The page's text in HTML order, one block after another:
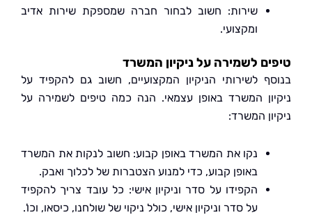
שירות: חשוב לבחור חברה שמספקת שירות אדיב
לשמירה על ניקיון המשרד
לשירותי הניקיון המקצועיים, חשוב גם להקפיד על
המשרד באופן עצמאי. הנה כמה טיפים לשמירה על
המשרד:
נקו את המשרד באופן קבוע: חשוב לנקות את המשרד
באופן קבוע, כדי למנוע הצטברות של לכלוך ואבק.
הקפידו על סדר וניקיון אישי: כל עובד צריך להקפיד
על סדר וניקיון אישי, כולל ניקוי של שולחנו, כיסאו, וכו'.